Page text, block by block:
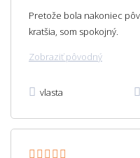
Pretože bola nakoniec
kratšia, som spokojný.
Zobraziť pôvodný
vlasta